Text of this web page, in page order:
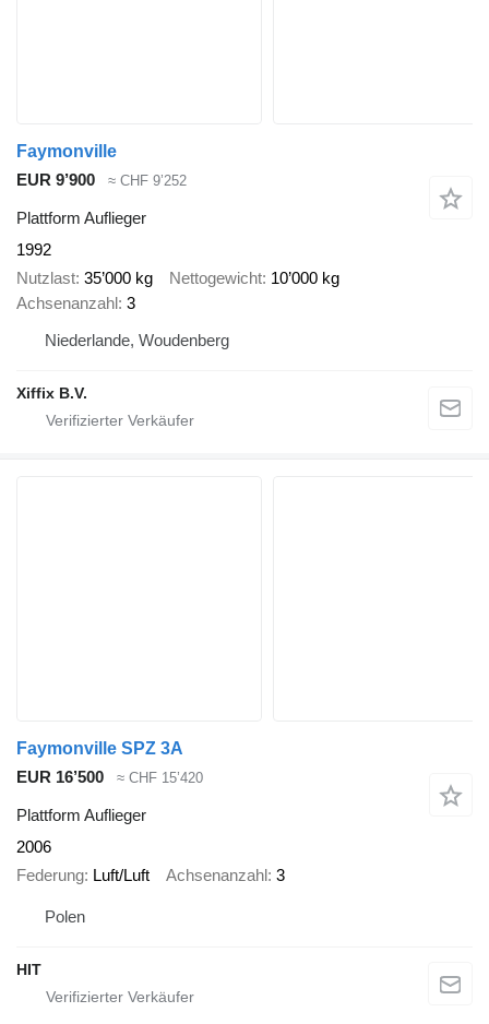
Faymonville
EUR 9’900
≈ CHF 9’252
Plattform Auflieger
1992
Nutzlast 35’000 kg Nettogewicht 10’000 kg
Achsenanzahl 3
Niederlande, Woudenberg
Xiffix B.V.
Faymonville SPZ 3A
EUR 16’500
≈ CHF 15’420
Plattform Auflieger
2006
Federung Luft/Luft Achsenanzahl 3
Polen
HIT